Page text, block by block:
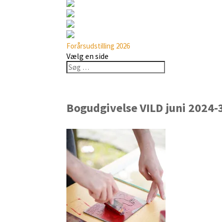
Forårsudstilling 2026
Vælg en side
Bogudgivelse VILD juni 2024-